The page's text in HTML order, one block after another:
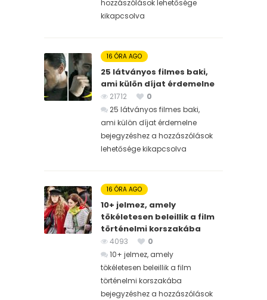
hozzászólások lehetősége
kikapcsolva
16 ÓRA AGO
25 látványos filmes baki,
ami külön díjat érdemelne
21712
0
25 látványos filmes baki,
ami külön díjat érdemelne
bejegyzéshez a hozzászólások
lehetősége kikapcsolva
16 ÓRA AGO
10+ jelmez, amely
tökéletesen beleillik a film
történelmi korszakába
4093
0
10+ jelmez, amely
tökéletesen beleillik a film
történelmi korszakába
bejegyzéshez a hozzászólások